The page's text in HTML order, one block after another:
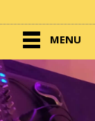
MENU